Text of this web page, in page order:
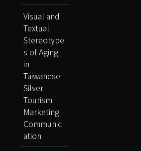
Visual and
Textual
Stereotype
s of Aging
in
Taiwanese
Silver
Tourism
Marketing
Communic
ation